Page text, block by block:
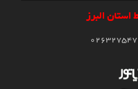
استان البرز